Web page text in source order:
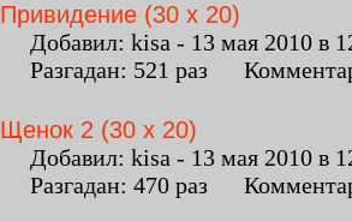
Привидение (30 x 20)
Добавил: kisa - 13 мая 2010 в
Разгадан: 521 раз
Щенок 2 (30 x 20)
Добавил: kisa - 13 мая 2010 в
Разгадан: 470 раз